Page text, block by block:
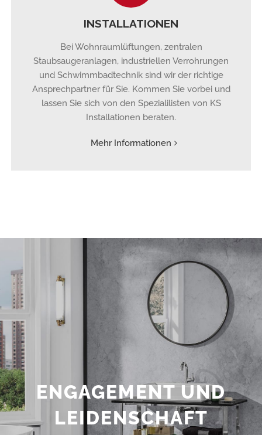
INSTALLATIONEN
Bei Wohnraumlüftungen, zentralen
Staubsaugeranlagen, industriellen Verrohrungen
und Schwimmbadtechnik sind wir der richtige
Ansprechpartner für Sie. Kommen Sie vorbei und
lassen Sie sich von den Spezialilisten von KS
Installationen beraten.
Mehr Informationen
ENGAGEMENT UND
LEIDENSCHAFT